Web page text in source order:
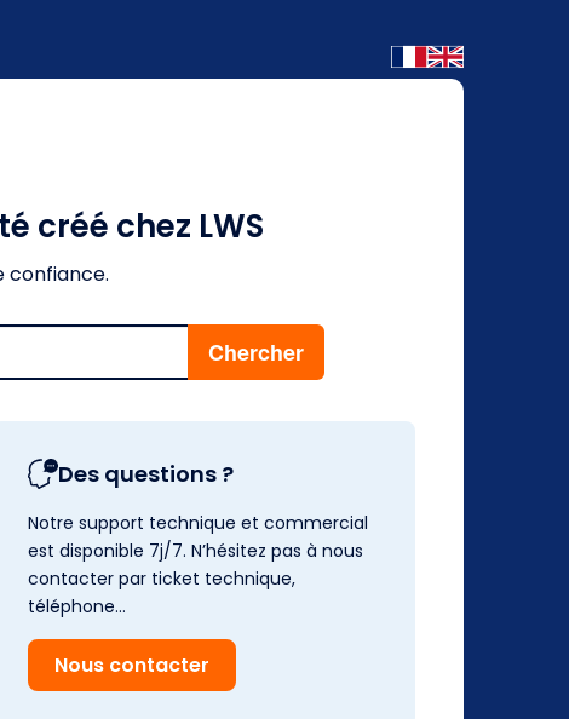
créé chez LWS
confiance.
Des questions ?
Notre support technique et commercial
est disponible 7j/7. N’hésitez pas à nous
contacter par ticket technique,
téléphone…
Nous contacter